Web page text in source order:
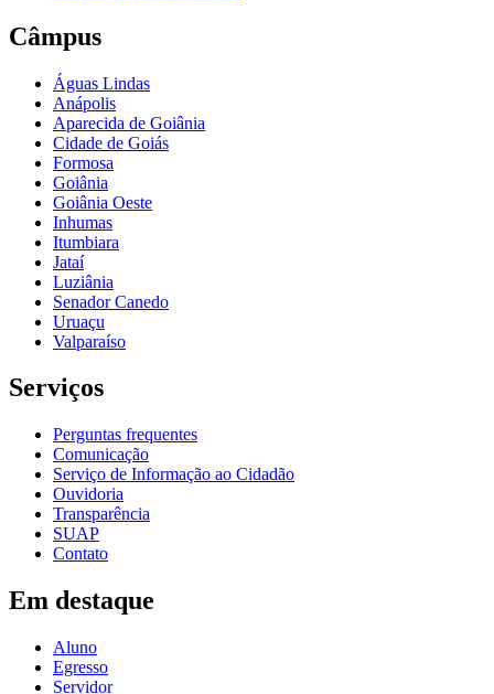
Câmpus
Águas Lindas
Anápolis
Aparecida de Goiânia
Cidade de Goiás
Formosa
Goiânia
Goiânia Oeste
Inhumas
Itumbiara
Jataí
Luziânia
Senador Canedo
Uruaçu
Valparaíso
Serviços
Perguntas frequentes
Comunicação
Serviço de Informação ao Cidadão
Ouvidoria
Transparência
SUAP
Contato
Em destaque
Aluno
Egresso
Servidor